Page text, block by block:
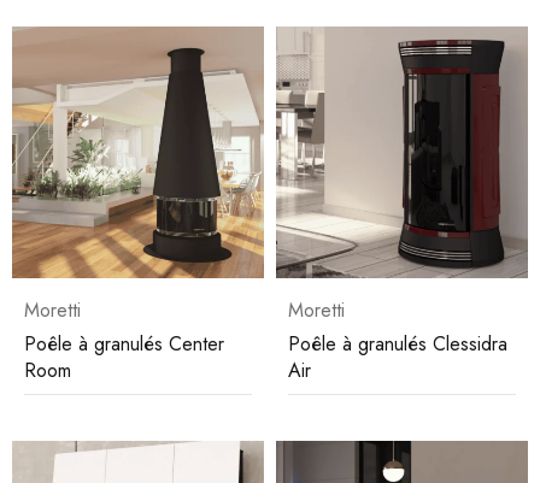
Moretti
Poêle à granulés Center
Room
Moretti
Poêle à granulés Clessidra
Air